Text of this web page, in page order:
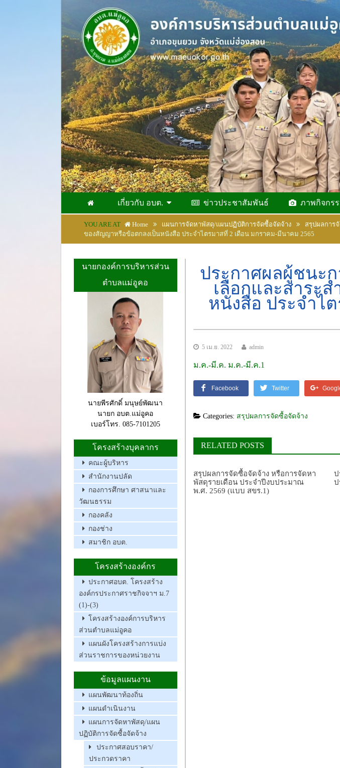
เกี่ยวกับ อบต. ข่าวประชาสัมพันธ์ ภาพกิจกร
YOU ARE AT Home แผนการจัดหาพัสดุ/แผนปฏิบัติการจัดซื้อจัดจ้าง สรุปผลการ
ของสัญญาหรือข้อตกลงเป็นหนังสือ ประจำไตรมาสที่ 2 เดือน มกราคม-มีนาคม 2565
นายกองค์การบริหารส่วน
ตำบลแม่อูคอ
นายพีรศักดิ์ มนุษย์พัฒนา
นายก อบต.แม่อูคอ
เบอร์โทร. 085-7101205
โครงสร้างบุคลากร
คณะผู้บริหาร
สำนักงานปลัด
กองการศึกษา ศาสนาและ
วัฒนธรรม
กองคลัง
กองช่าง
สมาชิก อบต.
โครงสร้างองค์กร
ประกาศอบต. โครงสร้าง
องค์กรประกาศราชกิจจาฯ ม.7
(1)-(3)
โครงสร้างองค์การบริหาร
ส่วนตำบลแม่อูคอ
แผนผังโครงสร้างการแบ่ง
ส่วนราชการของหน่วยงาน
ข้อมูลแผนงาน
แผนพัฒนาท้องถิ่น
แผนดำเนินงาน
แผนการจัดหาพัสดุ/แผน
ปฏิบัติการจัดซื้อจัดจ้าง
ประกาศสอบราคา/
ประกวดราคา
ประกาศผลผู้ชนะ
เลือกและสาระ
หนังสือ ประจำไ
5 เม.ย. 2022 admin
ม.ค.-มี.ค. ม.ค.-มี.ค.1
Facebook Twitter
Categories: สรุปผลการจัดซื้อจัดจ้าง
RELATED POSTS
สรุปผลการจัดซื้อจัดจ้าง หรือการจัดหา
พัสดุรายเดือน ประจำปีงบประมาณ
พ.ศ. 2569 (แบบ สขร.1)
ป
ป